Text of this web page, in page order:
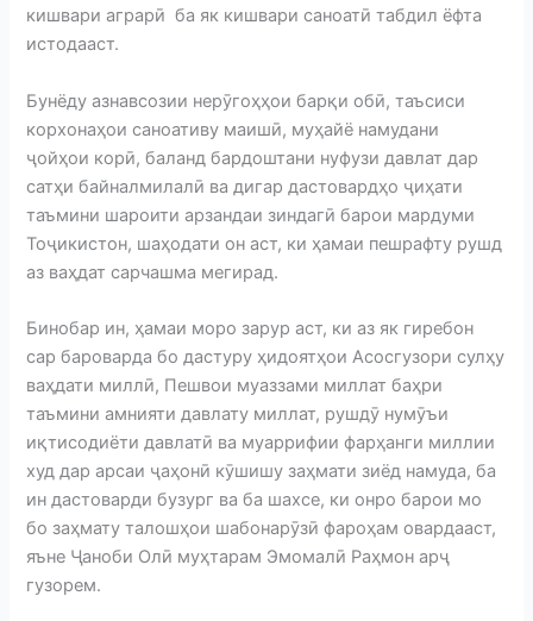
кишвари аграрӣ ба як кишвари саноатӣ табдил ёфта
истодааст.
Бунёду азнавсозии нерӯгоҳҳои барқи обӣ, таъсиси
корхонаҳои саноативу маишӣ, муҳайё намудани
ҷойҳои корӣ, баланд бардоштани нуфузи давлат дар
сатҳи байналмилалӣ ва дигар дастовардҳо ҷиҳати
таъмини шароити арзандаи зиндагӣ барои мардуми
Тоҷикистон, шаҳодати он аст, ки ҳамаи пешрафту рушд
аз ваҳдат сарчашма мегирад.
Бинобар ин, ҳамаи моро зарур аст, ки аз як гиребон
сар бароварда бо дастуру ҳидоятҳои Асосгузори сулҳу
ваҳдати миллӣ, Пешвои муаззами миллат баҳри
таъмини амнияти давлату миллат, рушдӯ нумӯъи
иқтисодиёти давлатӣ ва муаррифии фарҳанги миллии
худ дар арсаи ҷаҳонӣ кӯшишу заҳмати зиёд намуда, ба
ин дастоварди бузург ва ба шахсе, ки онро барои мо
бо заҳмату талошҳои шабонарӯзӣ фароҳам овардааст,
яъне Ҷаноби Олӣ муҳтарам Эмомалӣ Раҳмон арҷ
гузорем.